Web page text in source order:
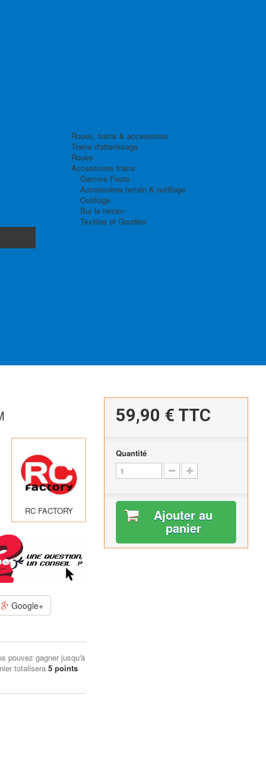
Roues, trains & accessoires
Trains d'atterissage
Roues
Accessoires trains
Gamme Festo
Accessoires terrain & outillage
Outillage
Sur le terrain
Textiles et Goodies
RC FACTORY
Google+
pouvez gagner jusqu'à
totalisera5 points
59,90 € TTC
Quantité
Ajouter au
panier